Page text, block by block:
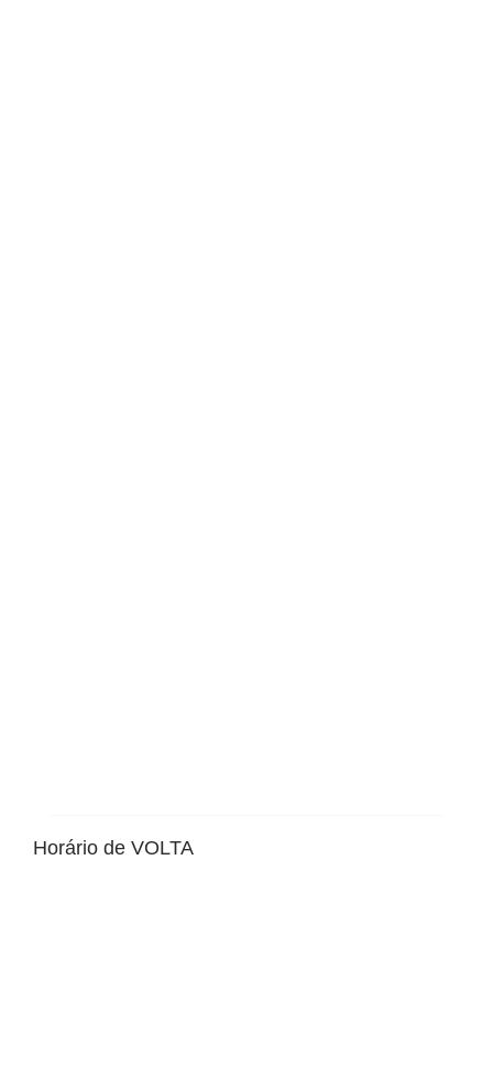
Horário de VOLTA